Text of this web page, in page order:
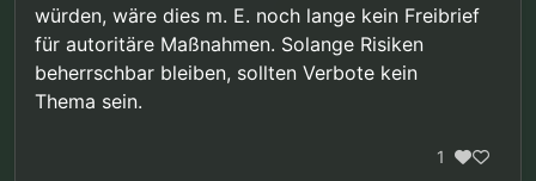
würden, wäre dies m. E. noch lange kein Freibrief
für autoritäre Maßnahmen. Solange Risiken
beherrschbar bleiben, sollten Verbote kein
Thema sein.
1